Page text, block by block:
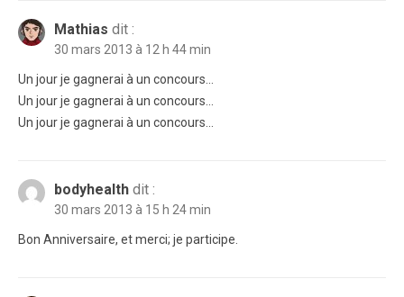
Mathias dit :
30 mars 2013 à 12 h 44 min
Un jour je gagnerai à un concours…
Un jour je gagnerai à un concours…
Un jour je gagnerai à un concours…
bodyhealth dit :
30 mars 2013 à 15 h 24 min
Bon Anniversaire, et merci; je participe.